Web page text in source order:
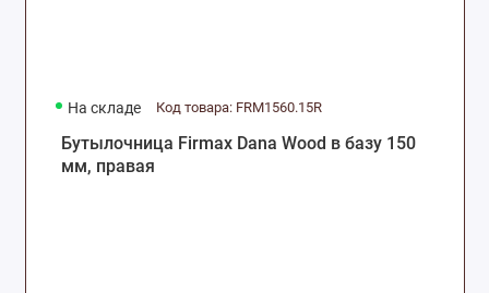
На складе Код товара: FRM1560.15R
Бутылочница Firmax Dana Wood в базу 150
мм, правая